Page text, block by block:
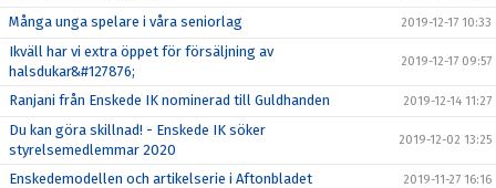
Många unga spelare i våra seniorlag 2019-12-17 10:33
Ikväll har vi extra öppet för försäljning av
halsdukar&#127876;
2019-12-17 09:57
Ranjani från Enskede IK nominerad till Guldhanden 2019-12-14 11:27
Du kan göra skillnad! - Enskede IK söker
styrelsemedlemmar 2020
2019-12-02 13:25
Enskedemodellen och artikelserie i Aftonbladet 2019-11-27 16:16